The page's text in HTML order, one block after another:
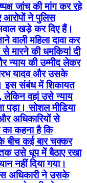
न्याय की उम्मीद लेकर
यादव और उसके
इस संबंध में शिकायत
लेकिन वहां उसे न्याय
पड़ा। सोशल मीडिया
अधिकारियों से
का कहना है कि
बीच कई बार चक्कर
उसे धूप में बैठाए रखा
नहीं दिया गया।
अधिकारी ने उसके
फोन छीनने का
पुष्टि अभी तक नहीं
मीडिया पर लोगों की
ने निष्पक्ष जांच की मांग
की वस्तुनिष्ठ